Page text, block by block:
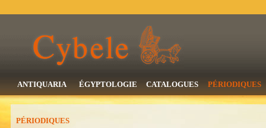
ANTIQUARIA ÉGYPTOLOGIE CATALOGUES PÉRIODIQUES
PÉRIODIQUES